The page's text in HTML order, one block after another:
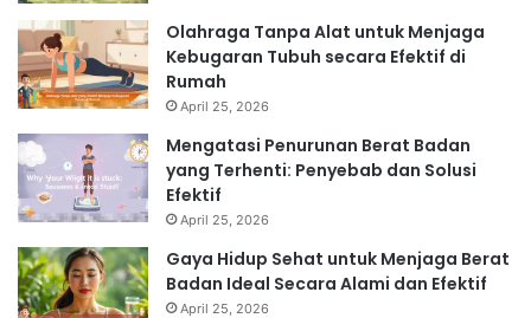
Olahraga Tanpa Alat untuk Menjaga
Kebugaran Tubuh secara Efektif di
Rumah
April 25, 2026
Mengatasi Penurunan Berat Badan
yang Terhenti: Penyebab dan Solusi
Efektif
April 25, 2026
Gaya Hidup Sehat untuk Menjaga Berat
Badan Ideal Secara Alami dan Efektif
April 25, 2026